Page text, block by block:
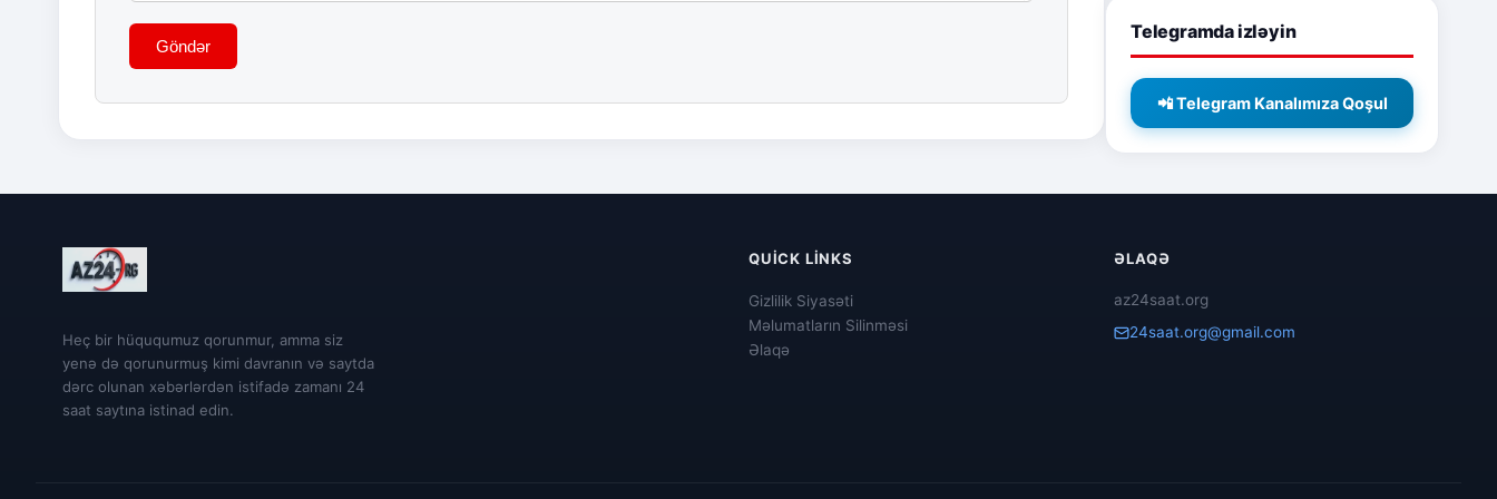
Göndər
Telegramda izləyin
📲 Telegram Kanalımıza Qoşul
Heç bir hüququmuz qorunmur, amma siz
yenə də qorunurmuş kimi davranın və saytda
dərc olunan xəbərlərdən istifadə zamanı 24
saat saytına istinad edin.
QUICK LINKS
Gizlilik Siyasəti
Məlumatların Silinməsi
Əlaqə
ƏLAQƏ
az24saat.org
24saat.org@gmail.com